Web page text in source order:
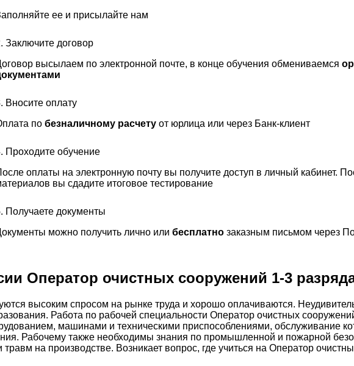
ее и присылайте нам
Заключите договор
высылаем по электронной почте, в конце обучения обмениваемся
Вносите оплату
по безналичному расчетуот юрлица или через Банк-клиент
Проходите обучение
оплаты на электронную почту вы получите доступ в личный кабинет.
вы сдадите итоговое тестирование
Получаете документы
можно получить лично или бесплатнозаказным письмом через
Оператор очистных сооружений 1-3
высоким спросом на рынке труда и хорошо оплачиваются.
Работа по рабочей специальности Оператор очистных
машинами и техническими приспособлениями, обслуживание
Рабочему также необходимы знания по промышленной и пожарной
травм на производстве. Возникает вопрос, где учиться на Оператор